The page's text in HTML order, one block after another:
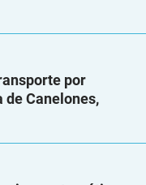
por
de Canelones,